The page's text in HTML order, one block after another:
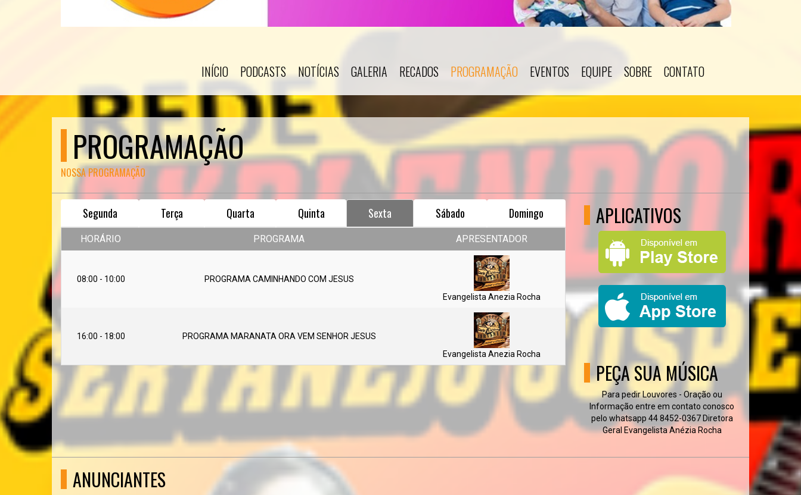
INÍCIO PODCASTS NOTÍCIAS GALERIA RECADOS PROGRAMAÇÃO EVENTOS EQUIPE SOBRE CONTATO
PROGRAMAÇÃO
NOSSA PROGRAMAÇÃO
Segunda Terça Quarta Quinta Sexta Sábado Domingo
HORÁRIO PROGRAMA APRESENTADOR
08:00 - 10:00
PROGRAMA CAMINHANDO COM JESUS
Evangelista Anezia Rocha
16:00 - 18:00
PROGRAMA MARANATA ORA VEM SENHOR JESUS
Evangelista Anezia Rocha
APLICATIVOS
PEÇA SUA MÚSICA
Para pedir Louvores - Oração ou
Informação entre em contato conosco
pelo whatsapp 44 8452-0367 Diretora
Geral Evangelista Anézia Rocha
ANUNCIANTES